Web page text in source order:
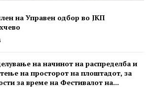
на Управен одбор во ЈКП
на начинот на распределба и
на просторот на плоштадот, за
за време на Фестивалот на...